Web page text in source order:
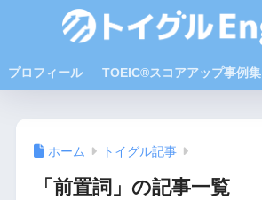
プロフィール TOEIC®スコアアップ事例集
ホーム トイグル記事
「前置詞」の記事一覧